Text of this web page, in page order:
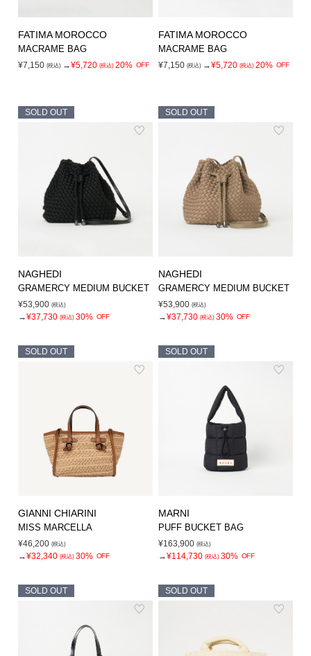
FATIMA MOROCCO
MACRAME BAG
¥7,150 (税込) →¥5,720 (税込) 20% OFF
FATIMA MOROCCO
MACRAME BAG
¥7,150 (税込) →¥5,720 (税込) 20% OFF
SOLD OUT
NAGHEDI
GRAMERCY MEDIUM BUCKET
¥53,900 (税込)
→¥37,730 (税込) 30% OFF
SOLD OUT
NAGHEDI
GRAMERCY MEDIUM BUCKET
¥53,900 (税込)
→¥37,730 (税込) 30% OFF
SOLD OUT
GIANNI CHIARINI
MISS MARCELLA
¥46,200 (税込)
→¥32,340 (税込) 30% OFF
SOLD OUT
MARNI
PUFF BUCKET BAG
¥163,900 (税込)
→¥114,730 (税込) 30% OFF
SOLD OUT SOLD OUT